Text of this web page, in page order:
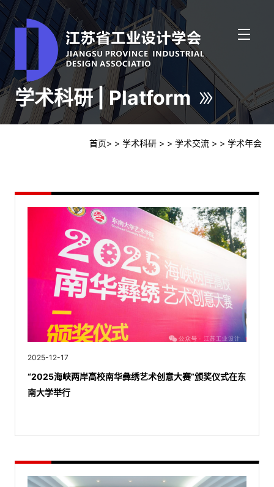
学术科研 | Platform
首页> > 学术科研 > > 学术交流 > > 学术年会
2025-12-17
“2025海峡两岸高校南华彝绣艺术创意大赛”颁奖仪式在东
南大学举行